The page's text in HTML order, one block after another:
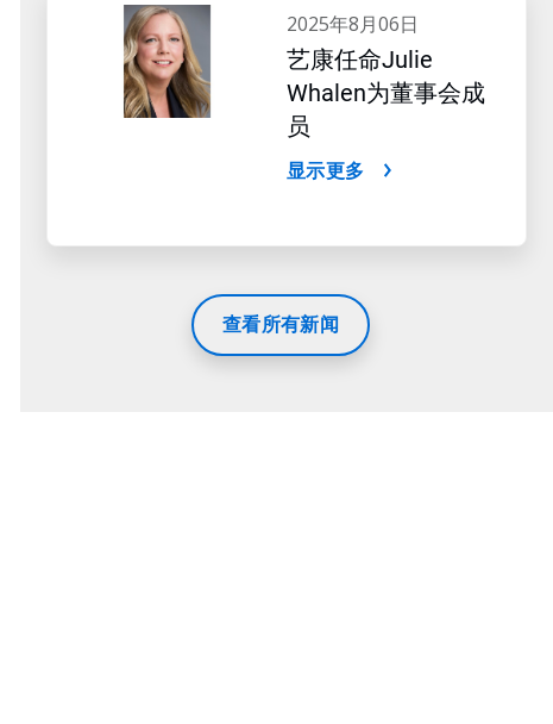
2025年8月06日
艺康任命Julie
Whalen为董事会成
员
显示更多
查看所有新闻